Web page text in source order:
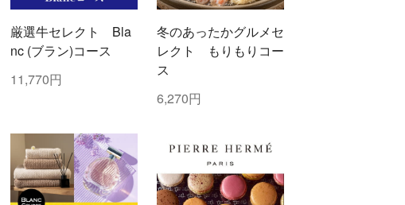
厳選牛セレクト Bla
nc (ブラン)コース
11,770円
冬のあったかグルメセ
レクト もりもりコー
ス
6,270円